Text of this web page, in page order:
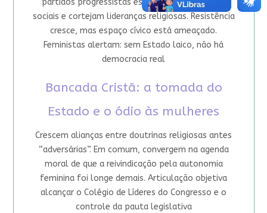
partidos progressistas esquecem movimentos
sociais e cortejam lideranças religiosas. Resistência
cresce, mas espaço cívico está ameaçado.
Feministas alertam: sem Estado laico, não há
democracia real
Bancada Cristã: a tomada do
Estado e o ódio às mulheres
Crescem alianças entre doutrinas religiosas antes
“adversárias”. Em comum, convergem na agenda
moral de que a reivindicação pela autonomia
feminina foi longe demais. Articulação objetiva
alcançar o Colégio de Líderes do Congresso e o
controle da pauta legislativa